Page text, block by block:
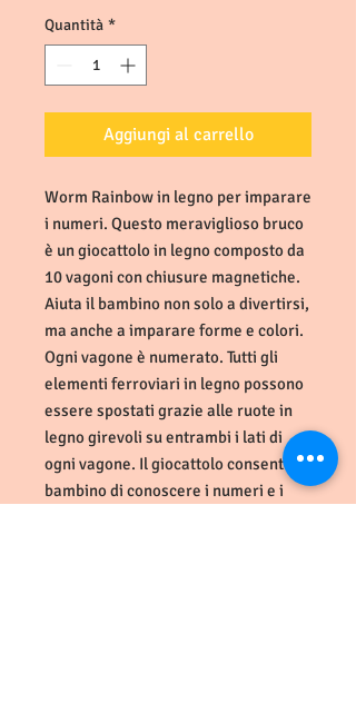
Quantità *
Aggiungi al carrello
Worm Rainbow in legno per imparare
i numeri. Questo meraviglioso bruco
è un giocattolo in legno composto da
10 vagoni con chiusure magnetiche.
Aiuta il bambino non solo a divertirsi,
ma anche a imparare forme e colori.
Ogni vagone è numerato. Tutti gli
elementi ferroviari in legno possono
essere spostati grazie alle ruote in
legno girevoli su entrambi i lati di
ogni vagone. Il giocattolo consente al
bambino di conoscere i numeri e i